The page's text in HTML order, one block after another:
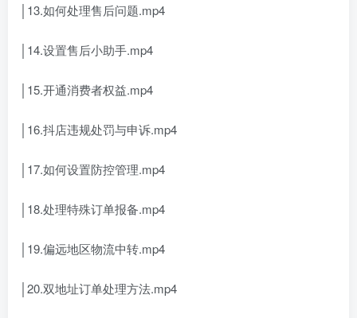
│13.如何处理售后问题.mp4
│14.设置售后小助手.mp4
│15.开通消费者权益.mp4
│16.抖店违规处罚与申诉.mp4
│17.如何设置防控管理.mp4
│18.处理特殊订单报备.mp4
│19.偏远地区物流中转.mp4
│20.双地址订单处理方法.mp4